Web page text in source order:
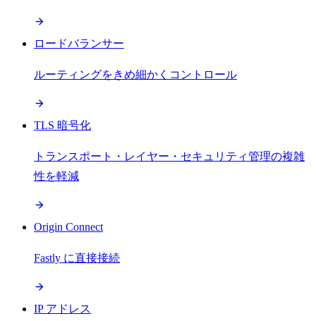
ロードバランサー
ルーティングをきめ細かくコントロール
TLS 暗号化
トランスポート・レイヤー・セキュリティ管理の複雑
性を軽減
Origin Connect
Fastly に直接接続
IP アドレス